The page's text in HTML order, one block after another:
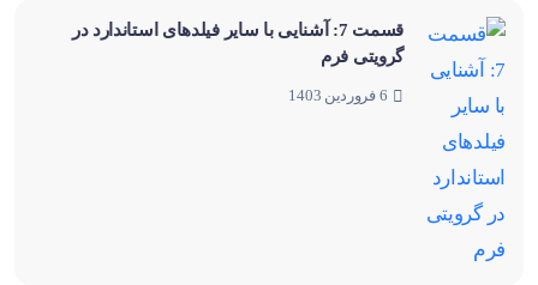
قسمت 7: آشنایی با سایر فیلدهای استاندارد در
گرویتی فرم
6 فروردین 1403